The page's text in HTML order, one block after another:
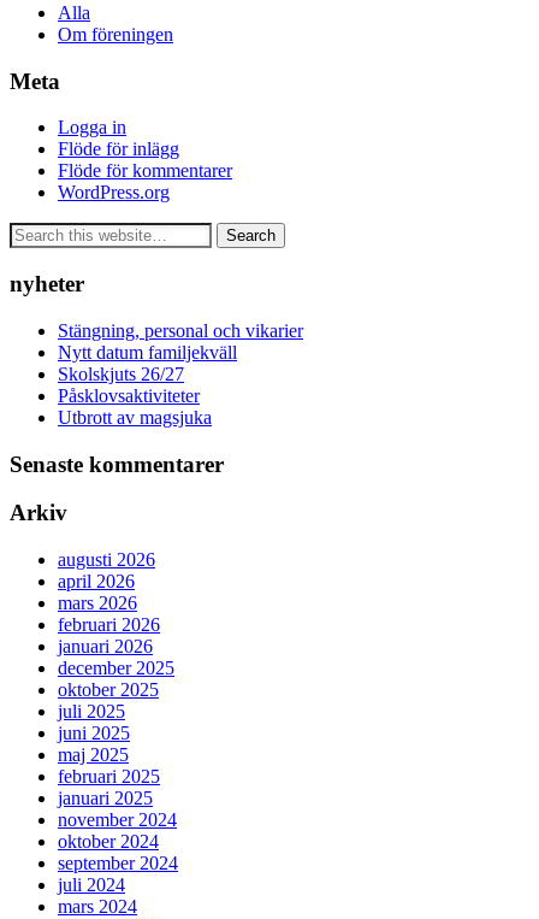
Alla
Om föreningen
Meta
Logga in
Flöde för inlägg
Flöde för kommentarer
WordPress.org
nyheter
Stängning, personal och vikarier
Nytt datum familjekväll
Skolskjuts 26/27
Påsklovsaktiviteter
Utbrott av magsjuka
Senaste kommentarer
Arkiv
augusti 2026
april 2026
mars 2026
februari 2026
januari 2026
december 2025
oktober 2025
juli 2025
juni 2025
maj 2025
februari 2025
januari 2025
november 2024
oktober 2024
september 2024
juli 2024
mars 2024